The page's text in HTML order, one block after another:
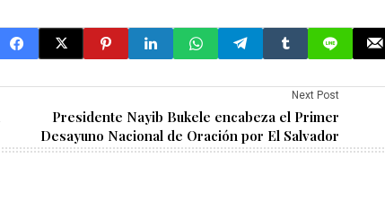
Next Post
Presidente Nayib Bukele encabeza el Primer
Desayuno Nacional de Oración por El Salvador